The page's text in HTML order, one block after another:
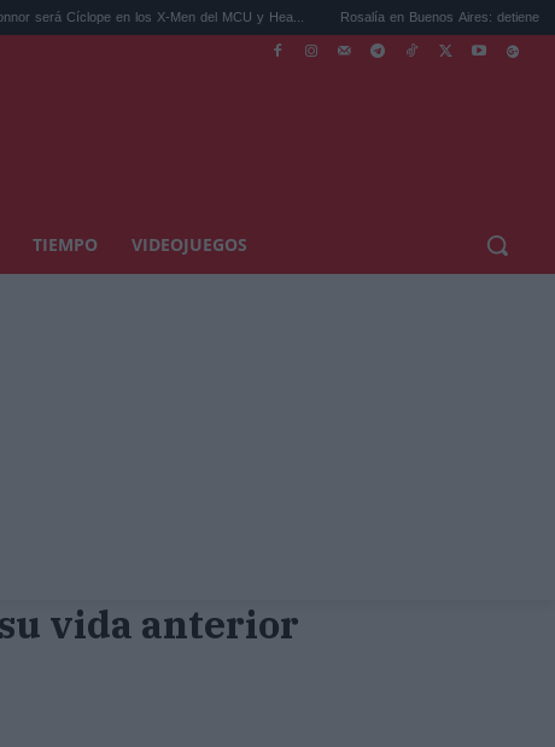
en los X-Men del MCU y Hea... Rosalía en Buenos Aires: detiene el tráfico y
TIEMPO VIDEOJUEGOS
vida anterior